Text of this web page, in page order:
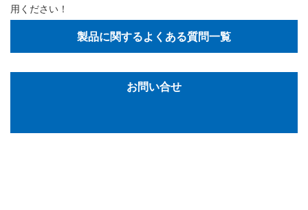
用ください！
製品に関するよくある質問一覧
お問い合せ